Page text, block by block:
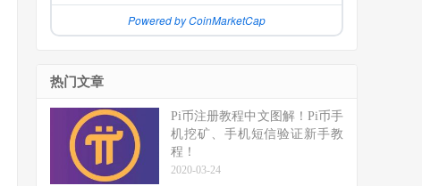
Powered by CoinMarketCap
热门文章
Pi币注册教程中文图解！Pi币手
机挖矿、手机短信验证新手教
程！
2020-03-24